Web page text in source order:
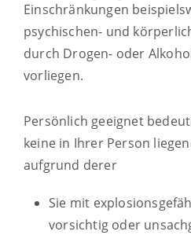
Einschränkungen
psychischen- und
durch Drogen- oder
vorliegen.
Persönlich geeignet
keine in Ihrer Person
aufgrund derer
Sie mit
vorsichtig oder